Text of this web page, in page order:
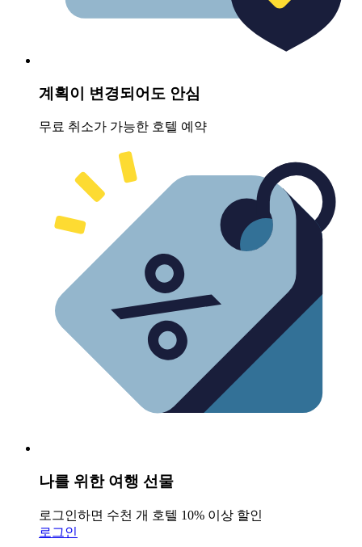
계획이 변경되어도 안심
무료 취소가 가능한 호텔 예약
나를 위한 여행 선물
로그인하면 수천 개 호텔 10% 이상 할인
로그인